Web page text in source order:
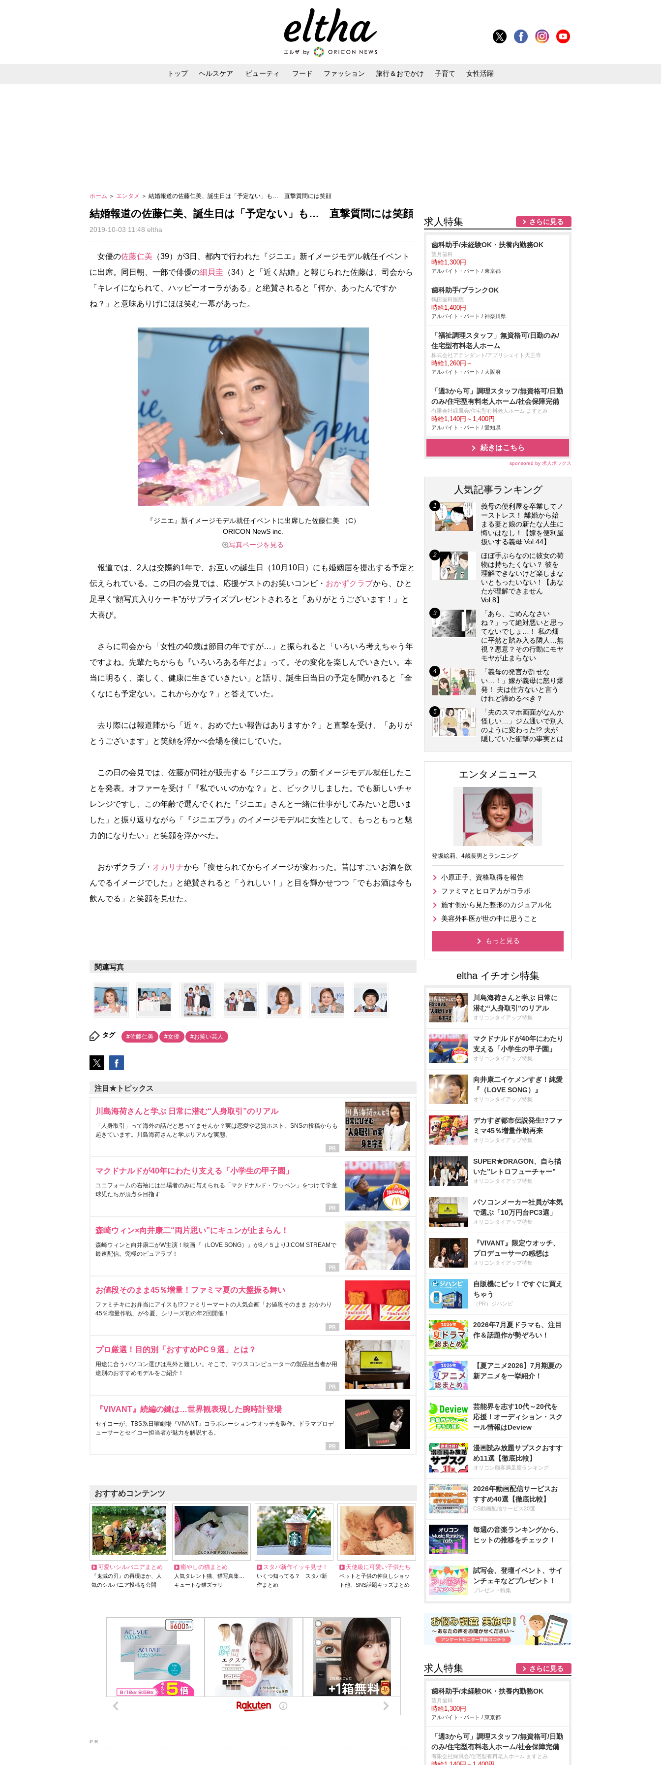
トップ ヘルスケア ビューティ フード ファッション 旅行＆おでかけ 子育て 女性活躍
ホーム ＞ エンタメ ＞ 結婚報道の佐藤仁美、誕生日は「予定ない」も… 直撃質問には笑顔
結婚報道の佐藤仁美、誕生日は「予定ない」も… 直撃質問には笑顔
2019-10-03 11:48 eltha
女優の佐藤仁美 （39）が3日、都内で行われた『ジニエ』新イメージモデル就任イベント
に出席。同日朝、一部で俳優の細貝圭 （34）と「近く結婚」と報じられた佐藤は、司会から
「キレイになられて、ハッピーオーラがある」と絶賛されると「何か、あったんですか
ね？」と意味ありげにほほ笑む一幕があった。
『ジニエ』新イメージモデル就任イベントに出席した佐藤仁美 （C）
ORICON NewS inc.
写真ページを見る
報道では、2人は交際約1年で、お互いの誕生日（10月10日）にも婚姻届を提出する予定と
伝えられている。この日の会見では、応援ゲストのお笑いコンビ・ おかずクラブから、ひと
足早く“顔写真入りケーキ”がサプライズプレゼントされると「ありがとうございます！」と
大喜び。
さらに司会から「女性の40歳は節目の年ですが…」と振られると「いろいろ考えちゃう年
ですよね。先輩たちからも『いろいろある年だよ』って。その変化を楽しんでいきたい。本
当に明るく、楽しく、健康に生きていきたい」と語り、誕生日当日の予定を聞かれると「全
くなにも予定ない。これからかな？」と答えていた。
去り際には報道陣から「近々、おめでたい報告はありますか？」と直撃を受け、「ありが
とうございます」と笑顔を浮かべ会場を後にしていた。
この日の会見では、佐藤が同社が販売する『ジニエブラ』の新イメージモデル就任したこ
とを発表。オファーを受け「『私でいいのかな？』と、ビックリしました。でも新しいチャ
レンジですし、この年齢で選んでくれた『ジニエ』さんと一緒に仕事がしてみたいと思いま
した」と振り返りながら「『ジニエブラ』のイメージモデルに女性として、もっともっと魅
力的になりたい」と笑顔を浮かべた。
おかずクラブ・ オカリナから「痩せられてからイメージが変わった。昔はすごいお酒を飲
んでるイメージでした」と絶賛されると「うれしい！」と目を輝かせつつ「でもお酒は今も
飲んでる」と笑顔を見せた。
関連写真
タグ #佐藤仁美 #女優 #お笑い芸人
注目★トピックス
川島海荷さんと学ぶ 日常に潜む“人身取引”のリアル
「人身取引」って海外の話だと思ってませんか？実は恋愛や悪質ホスト、SNSの投稿からも
起きています。川島海荷さんと学ぶリアルな実態。
マクドナルドが40年にわたり支える「小学生の甲子園」
ユニフォームの右袖には出場者のみに与えられる「マクドナルド・ワッペン」をつけて学童
球児たちが頂点を目指す
森崎ウィン×向井康二“両片思い”にキュンが止まらん！
森崎ウィンと向井康二がW主演！映画『（LOVE SONG）』が8／５よりJ:COM STREAMで
最速配信。究極のピュアラブ！
お値段そのまま45％増量！ファミマ夏の大盤振る舞い
ファミチキにお弁当にアイスも!?ファミリーマートの人気企画「お値段そのまま おかわり
45％増量作戦」が今夏、シリーズ初の年2回開催！
プロ厳選！目的別「おすすめPC９選」とは？
用途に合うパソコン選びは意外と難しい。そこで、マウスコンピューターの製品担当者が用
途別のおすすめモデルをご紹介！
『VIVANT』続編の鍵は…世界観表現した腕時計登場
セイコーが、TBS系日曜劇場『VIVANT』コラボレーションウオッチを製作。ドラマプロデ
ューサーとセイコー担当者が魅力を解説する。
おすすめコンテンツ
可愛いシルバニアまとめ
『鬼滅の刃』の再現ほか、人
気のシルバニア投稿を公開
癒やしの猫まとめ
人気タレント猫、猫写真集…
キュートな猫ズラリ
スタバ新作イッキ見せ！
いくつ知ってる？ スタバ新
作まとめ
天使級に可愛い子供たち
ペットと子供の仲良しショッ
ト他、SNS話題キッズまとめ
P R
求人特集 さらに見る
歯科助手/未経験OK・扶養内勤務OK
望月歯科
時給1,300円
アルバイト・パート / 東京都
歯科助手/ブランクOK
鶴田歯科医院
時給1,400円
アルバイト・パート / 神奈川県
「福祉調理スタッフ」無資格可/日勤のみ/
住宅型有料老人ホーム
株式会社アテンダント/アプリシェイト天王寺
時給1,260円～
アルバイト・パート / 大阪府
「週3から可」調理スタッフ/無資格可/日勤
のみ/住宅型有料老人ホーム/社会保障完備
有限会社緑風会/住宅型有料老人ホーム ますとみ
時給1,140円～1,400円
アルバイト・パート / 愛知県
続きはこちら
sponsored by 求人ボックス
人気記事ランキング
義母の便利屋を卒業してノ
ーストレス！ 離婚から始
まる妻と娘の新たな人生に
悔いはなし！【嫁を便利屋
扱いする義母 Vol.44】
ほぼ手ぶらなのに彼女の荷
物は持ちたくない？ 彼を
理解できないけど楽しまな
いともったいない！【あな
たが理解できません
Vol.8】
「あら、ごめんなさい
ね？」って絶対悪いと思っ
てないでしょ…！ 私の畑
に平然と踏み入る隣人…無
視？悪意？その行動にモヤ
モヤが止まらない
「義母の発言が許せな
い…！」嫁が義母に怒り爆
発！ 夫は仕方ないと言う
けれど諦めるべき？
「夫のスマホ画面がなんか
怪しい…」ジム通いで別人
のように変わった!? 夫が
隠していた衝撃の事実とは
エンタメニュース
登坂絵莉、4歳長男とランニング
小原正子、資格取得を報告
ファミマとヒロアカがコラボ
施す側から見た整形のカジュアル化
美容外科医が世の中に思うこと
もっと見る
川島海荷さんと学ぶ 日常に
潜む“人身取引”のリアル
オリコンタイアップ特集
マクドナルドが40年にわたり
支える「小学生の甲子園」
オリコンタイアップ特集
向井康二イケメンすぎ！純愛
『（LOVE SONG）』
オリコンタイアップ特集
デカすぎ都市伝説発生!?ファ
ミマ45％増量作戦再来
オリコンタイアップ特集
SUPER★DRAGON、自ら描
いた”レトロフューチャー”
オリコンタイアップ特集
パソコンメーカー社員が本気
で選ぶ「10万円台PC3選」
オリコンタイアップ特集
『VIVANT』限定ウオッチ、
プロデューサーの感想は
オリコンタイアップ特集
自販機にピッ！ですぐに買え
ちゃう
（PR）ジハンピ
2026年7月夏ドラマも、注目
作＆話題作が勢ぞろい！
【夏アニメ2026】7月期夏の
新アニメを一挙紹介！
芸能界を志す10代～20代を
応援！オーディション・スク
ール情報はDeview
漫画読み放題サブスクおすす
め11選【徹底比較】
オリコン顧客満足度ランキング
2026年動画配信サービスお
すすめ40選【徹底比較】
CS動画配信サービス20選
毎週の音楽ランキングから、
ヒットの推移をチェック！
試写会、登壇イベント、サイ
ンチェキなどプレゼント！
プレゼント特集
求人特集 さらに見る
歯科助手/未経験OK・扶養内勤務OK
望月歯科
時給1,300円
アルバイト・パート / 東京都
「週3から可」調理スタッフ/無資格可/日勤
のみ/住宅型有料老人ホーム/社会保障完備
有限会社緑風会/住宅型有料老人ホーム ますとみ